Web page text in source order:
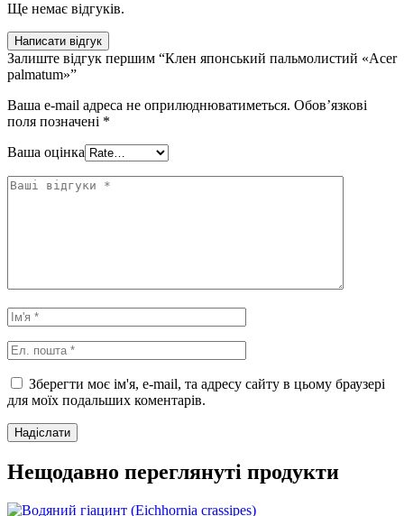
Ще немає відгуків.
Написати відгук
Залиште відгук першим “Клен японський пальмолистий «Acer
palmatum»”
Ваша e-mail адреса не оприлюднюватиметься. Обов’язкові
поля позначені *
Ваша оцінка
Зберегти моє ім'я, e-mail, та адресу сайту в цьому браузері
для моїх подальших коментарів.
Нещодавно переглянуті продукти